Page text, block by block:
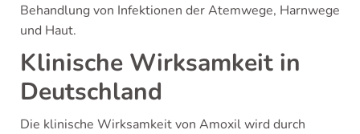
Behandlung von Infektionen der Atemwege, Harnwege
und Haut.
Klinische Wirksamkeit in
Deutschland
Die klinische Wirksamkeit von Amoxil wird durch